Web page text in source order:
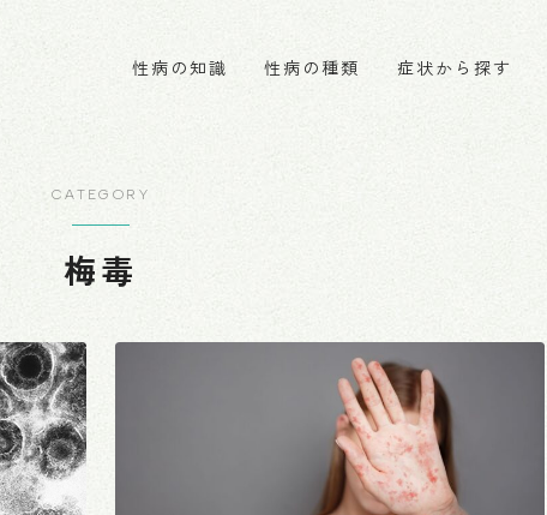
性病の知識 性病の種類
トリコモナス
カンジダ
症状から探す
CATEGORY
梅毒